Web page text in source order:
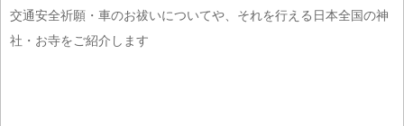
交通安全祈願・車のお祓いについてや、それを行える日本全国の神
社・お寺をご紹介します